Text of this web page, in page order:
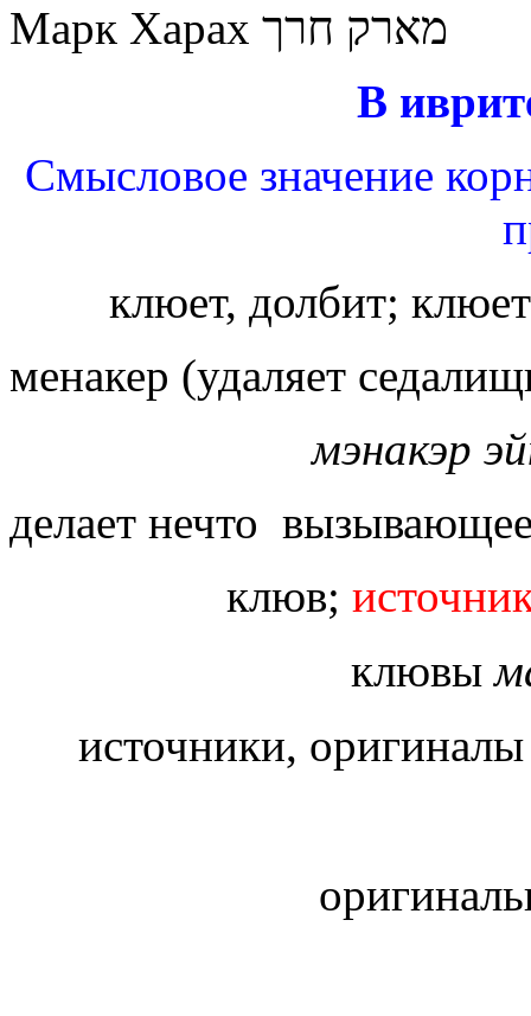
Марк Харах מארק חרך
В
Смысловое значение
клюет, долбит;
менакер (удаляет
мэнакэр
делает нечто вызывающее
клюв;
клювы
источники,